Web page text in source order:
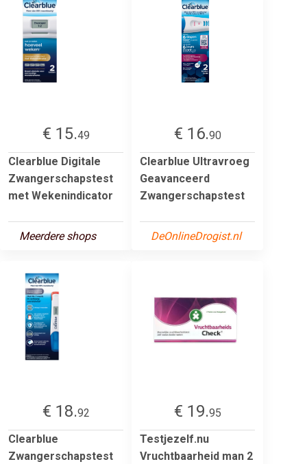
€ 15.49
Clearblue Digitale
Zwangerschapstest
met Wekenindicator
Meerdere shops
€ 16.90
Clearblue Ultravroeg
Geavanceerd
Zwangerschapstest
DeOnlineDrogist.nl
€ 18.92
Clearblue
Zwangerschapstest
€ 19.95
Testjezelf.nu
Vruchtbaarheid man 2